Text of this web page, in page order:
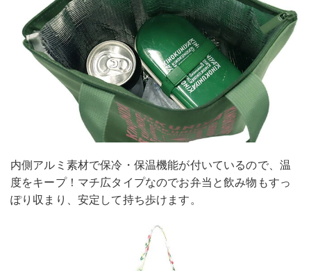
内側アルミ素材で保冷・保温機能が付いているので、温
度をキープ！マチ広タイプなのでお弁当と飲み物もすっ
ぽり収まり、安定して持ち歩けます。